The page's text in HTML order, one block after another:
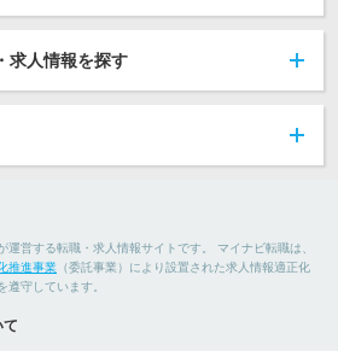
求人情報を探す
運営する転職・求人情報サイトです。 マイナビ転職は、
推進事業 （委託事業）により設置された求人情報適正化
遵守しています。
て